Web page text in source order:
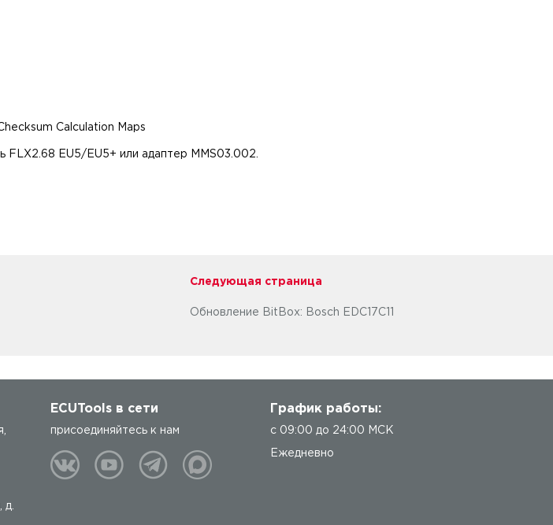
Calculation Maps
FLX2.68 EU5/EU5+ или адаптер MMS03.002.
Следующая страница
Обновление BitBox: Bosch EDC17C11
д.
ECUTools в сети
присоединяйтесь к нам
График работы:
с 09:00 до 24:00 МСК
Ежедневно